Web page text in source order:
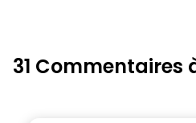
31 Commentaires